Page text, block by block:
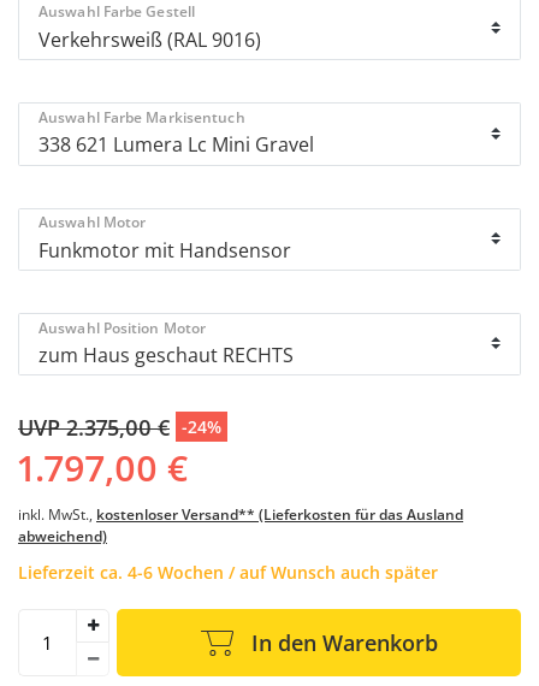
Auswahl Farbe Gestell
Auswahl Farbe Markisentuch
Auswahl Motor
Auswahl Position Motor
UVP 2.375,00 € -24%
1.797,00 €
inkl. MwSt., kostenloser Versand** (Lieferkosten für das Ausland
abweichend)
Lieferzeit ca. 4-6 Wochen / auf Wunsch auch später
In den Warenkorb